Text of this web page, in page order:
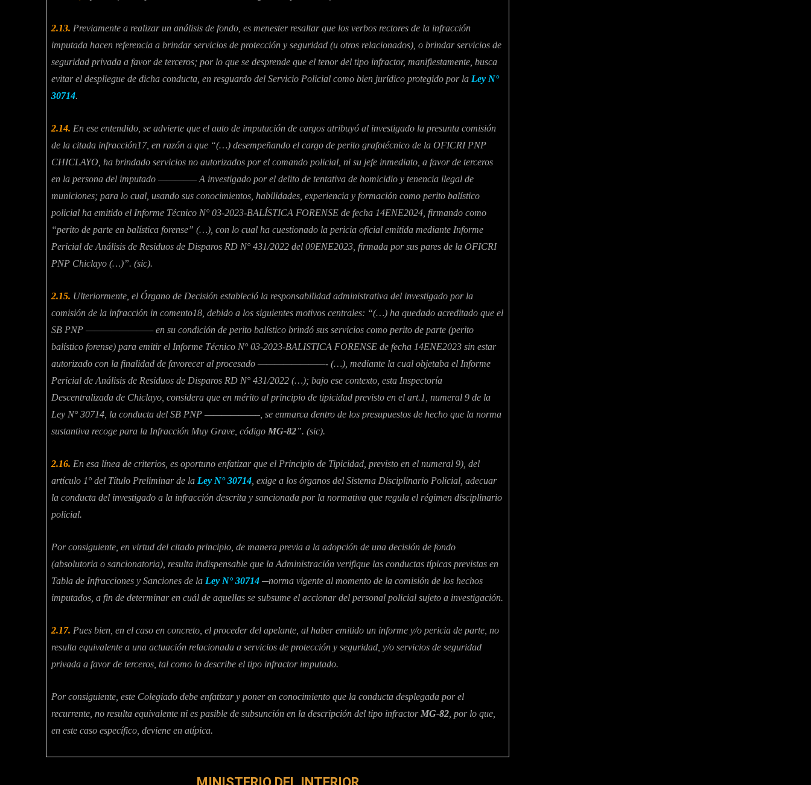
2.13. Previamente a realizar un análisis de fondo, es menester resaltar que los verbos rectores de la infracción
imputada hacen referencia a brindar servicios de protección y seguridad (u otros relacionados), o brindar servicios de
seguridad privada a favor de terceros; por lo que se desprende que el tenor del tipo infractor, manifiestamente, busca
evitar el despliegue de dicha conducta, en resguardo del Servicio Policial como bien jurídico protegido por la Ley N°
30714.
2.14. En ese entendido, se advierte que el auto de imputación de cargos atribuyó al investigado la presunta comisión
de la citada infracción17, en razón a que “(…) desempeñando el cargo de perito grafotécnico de la OFICRI PNP
CHICLAYO, ha brindado servicios no autorizados por el comando policial, ni su jefe inmediato, a favor de terceros
en la persona del imputado ————– A investigado por el delito de tentativa de homicidio y tenencia ilegal de
municiones; para lo cual, usando sus conocimientos, habilidades, experiencia y formación como perito balístico
policial ha emitido el Informe Técnico N° 03-2023-BALÍSTICA FORENSE de fecha 14ENE2024, firmando como
“perito de parte en balística forense” (…), con lo cual ha cuestionado la pericia oficial emitida mediante Informe
Pericial de Análisis de Residuos de Disparos RD N° 431/2022 del 09ENE2023, firmada por sus pares de la OFICRI
PNP Chiclayo (…)”. (sic).
2.15. Ulteriormente, el Órgano de Decisión estableció la responsabilidad administrativa del investigado por la
comisión de la infracción in comento18, debido a los siguientes motivos centrales: “(…) ha quedado acreditado que el
SB PNP ———————— en su condición de perito balístico brindó sus servicios como perito de parte (perito
balístico forense) para emitir el Informe Técnico N° 03-2023-BALISTICA FORENSE de fecha 14ENE2023 sin estar
autorizado con la finalidad de favorecer al procesado ————————- (…), mediante la cual objetaba el Informe
Pericial de Análisis de Residuos de Disparos RD N° 431/2022 (…); bajo ese contexto, esta Inspectoría
Descentralizada de Chiclayo, considera que en mérito al principio de tipicidad previsto en el art.1, numeral 9 de la
Ley N° 30714, la conducta del SB PNP ——————–, se enmarca dentro de los presupuestos de hecho que la norma
sustantiva recoge para la Infracción Muy Grave, código MG-82”. (sic).
2.16. En esa línea de criterios, es oportuno enfatizar que el Principio de Tipicidad, previsto en el numeral 9), del
artículo 1° del Título Preliminar de la Ley N° 30714, exige a los órganos del Sistema Disciplinario Policial, adecuar
la conducta del investigado a la infracción descrita y sancionada por la normativa que regula el régimen disciplinario
policial.
Por consiguiente, en virtud del citado principio, de manera previa a la adopción de una decisión de fondo
(absolutoria o sancionatoria), resulta indispensable que la Administración verifique las conductas típicas previstas en
Tabla de Infracciones y Sanciones de la Ley N° 30714 ─norma vigente al momento de la comisión de los hechos
imputados, a fin de determinar en cuál de aquellas se subsume el accionar del personal policial sujeto a investigación.
2.17. Pues bien, en el caso en concreto, el proceder del apelante, al haber emitido un informe y/o pericia de parte, no
resulta equivalente a una actuación relacionada a servicios de protección y seguridad, y/o servicios de seguridad
privada a favor de terceros, tal como lo describe el tipo infractor imputado.
Por consiguiente, este Colegiado debe enfatizar y poner en conocimiento que la conducta desplegada por el
recurrente, no resulta equivalente ni es pasible de subsunción en la descripción del tipo infractorMG-82, por lo que,
en este caso específico, deviene en atípica.